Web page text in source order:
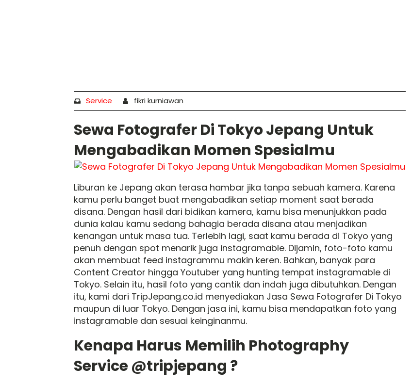
Service fikri kurniawan
Sewa Fotografer Di Tokyo Jepang Untuk
Mengabadikan Momen Spesialmu
Liburan ke Jepang akan terasa hambar jika tanpa sebuah kamera. Karena
kamu perlu banget buat mengabadikan setiap moment saat berada
disana. Dengan hasil dari bidikan kamera, kamu bisa menunjukkan pada
dunia kalau kamu sedang bahagia berada disana atau menjadikan
kenangan untuk masa tua. Terlebih lagi, saat kamu berada di Tokyo yang
penuh dengan spot menarik juga instagramable. Dijamin, foto-foto kamu
akan membuat feed instagrammu makin keren. Bahkan, banyak para
Content Creator hingga Youtuber yang hunting tempat instagramable di
Tokyo. Selain itu, hasil foto yang cantik dan indah juga dibutuhkan. Dengan
itu, kami dari TripJepang.co.id menyediakan Jasa Sewa Fotografer Di Tokyo
maupun di luar Tokyo. Dengan jasa ini, kamu bisa mendapatkan foto yang
instagramable dan sesuai keinginanmu.
Kenapa Harus Memilih Photography
Service @tripjepang ?